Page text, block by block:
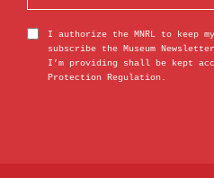
I authorize the MNRL to keep
subscribe the Museum
I’m providing shall be kept
Protection Regulation.